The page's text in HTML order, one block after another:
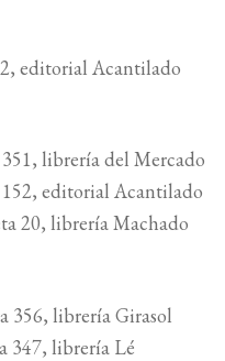
editorial Acantilado
351, librería del Mercado
152, editorial Acantilado
20, librería Machado
356, librería Girasol
347, librería Lé